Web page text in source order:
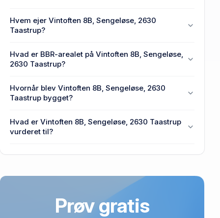
Hvem ejer Vintoften 8B, Sengeløse, 2630
Taastrup?
En eller flere privat(e) ejer Vintoften 8B, Sengeløse,
2630 Taastrup.
Hvad er BBR-arealet på Vintoften 8B, Sengeløse,
2630 Taastrup?
Enhedens BBR-areal er 160 m² på Vintoften 8B,
Sengeløse, 2630 Taastrup.
Hvornår blev Vintoften 8B, Sengeløse, 2630
Taastrup bygget?
Vintoften 8B, Sengeløse, 2630 Taastrup.
Hvad er Vintoften 8B, Sengeløse, 2630 Taastrup
vurderet til?
Prøv gratis